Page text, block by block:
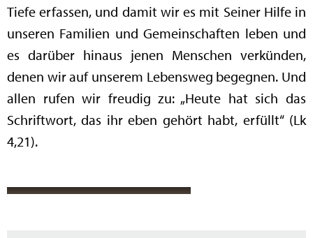
Tiefe erfassen, und damit wir es mit Seiner Hilfe in
unseren Familien und Gemeinschaften leben und
es darüber hinaus jenen Menschen verkünden,
denen wir auf unserem Lebensweg begegnen. Und
allen rufen wir freudig zu: „Heute hat sich das
Schriftwort, das ihr eben gehört habt, erfüllt“ (Lk
4,21).